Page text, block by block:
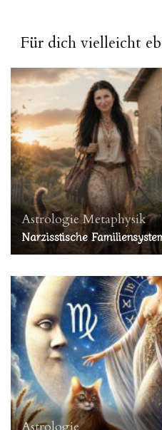
Für dich vielleicht
Astrologie Metaphysik
Narzisstische